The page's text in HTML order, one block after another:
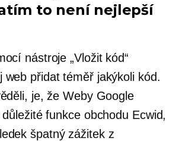
to není nejlepší
nástroje „Vložit kód“
web přidat téměř jakýkoli kód.
je, že Weby Google
funkce obchodu Ecwid,
špatný zážitek z